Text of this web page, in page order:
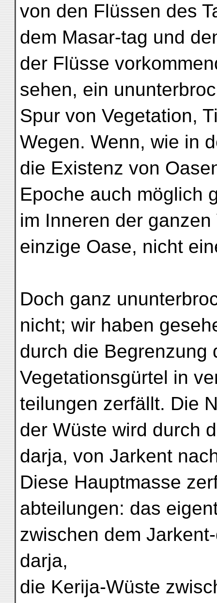
von den Flüssen des
dem Masar-tag und
der Flüsse
sehen, ein
Spur von Vegetation,
Wegen. Wenn, wie in
die Existenz von
Epoche auch möglich
im Inneren der
einzige Oase, nicht
Doch ganz
nicht; wir haben
durch die Begrenzung
Vegetationsgürtel in
teilungen zerfällt. Die
der Wüste wird durch
darja, von Jarkent
Diese Hauptmasse
abteilungen: das
zwischen dem
darja,
die Kerija-Wüste